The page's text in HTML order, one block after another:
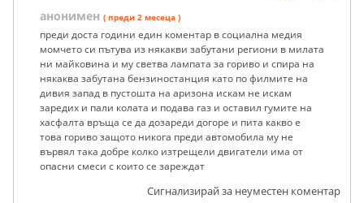
анонимен ( преди 2 месеца )
преди доста години един коментар в социална медия
момчето си пътува из някакви забутани региони в милата
ни майковина и му светва лампата за гориво и спира на
някаква забутана бензиностанция като по филмите на
дивия запад в пустошта на аризона искам не искам
заредих и пали колата и подава газ и оставил гумите на
хасфалта връща се да дозареди догоре и пита какво е
това гориво защото никога преди автомобила му не
вървял така добре колко изтрещели двигатели има от
опасни смеси с които се зареждат
Сигнализирай за неуместен коментар